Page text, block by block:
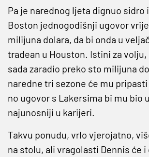
Pa je narednog ljeta dignuo sidro
Boston jednogodišnji ugovor
milijuna dolara, da bi onda u
tradean u Houston. Istini za
sada zaradio preko sto milijuna
naredne tri sezone će mu
no ugovor s Lakersima bi mu bio
najunosniji u karijeri.
Takvu ponudu, vrlo vjerojatno,
na stolu, ali vragolasti Dennis će